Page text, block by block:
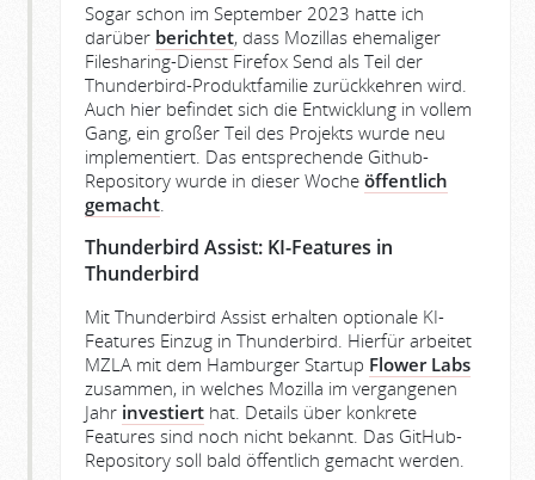
Sogar schon im September 2023 hatte ich
darüber berichtet, dass Mozillas ehemaliger
Filesharing-Dienst Firefox Send als Teil der
Thunderbird-Produktfamilie zurückkehren wird.
Auch hier befindet sich die Entwicklung in vollem
Gang, ein großer Teil des Projekts wurde neu
implementiert. Das entsprechende Github-
Repository wurde in dieser Woche öffentlich
gemacht.
Thunderbird Assist: KI-Features in
Thunderbird
Mit Thunderbird Assist erhalten optionale KI-
Features Einzug in Thunderbird. Hierfür arbeitet
MZLA mit dem Hamburger Startup Flower Labs
zusammen, in welches Mozilla im vergangenen
Jahr investiert hat. Details über konkrete
Features sind noch nicht bekannt. Das GitHub-
Repository soll bald öffentlich gemacht werden.